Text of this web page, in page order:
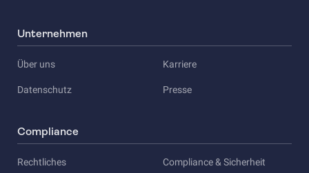
Unternehmen
Über uns Karriere
Datenschutz Presse
Compliance
Rechtliches Compliance & Sicherheit